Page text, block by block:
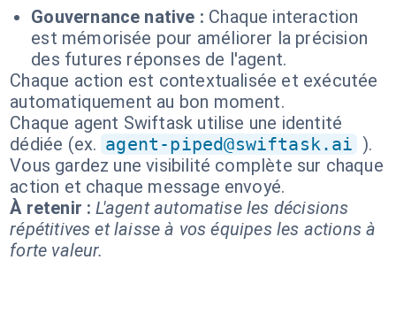
Gouvernance native : Chaque interaction
est mémorisée pour améliorer la précision
des futures réponses de l'agent.
Chaque action est contextualisée et exécutée
automatiquement au bon moment.
Chaque agent Swiftask utilise une identité
dédiée (ex. agent-piped@swiftask.ai ).
Vous gardez une visibilité complète sur chaque
action et chaque message envoyé.
À retenir : L'agent automatise les décisions
répétitives et laisse à vos équipes les actions à
forte valeur.